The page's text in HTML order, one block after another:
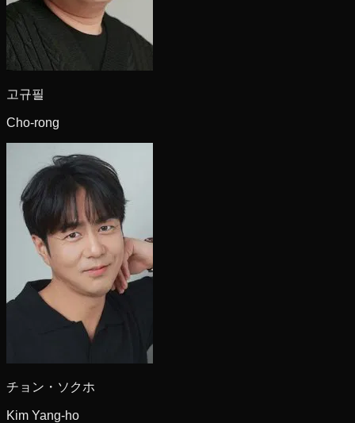
고규필
Cho-rong
チョン・ソクホ
Kim Yang-ho